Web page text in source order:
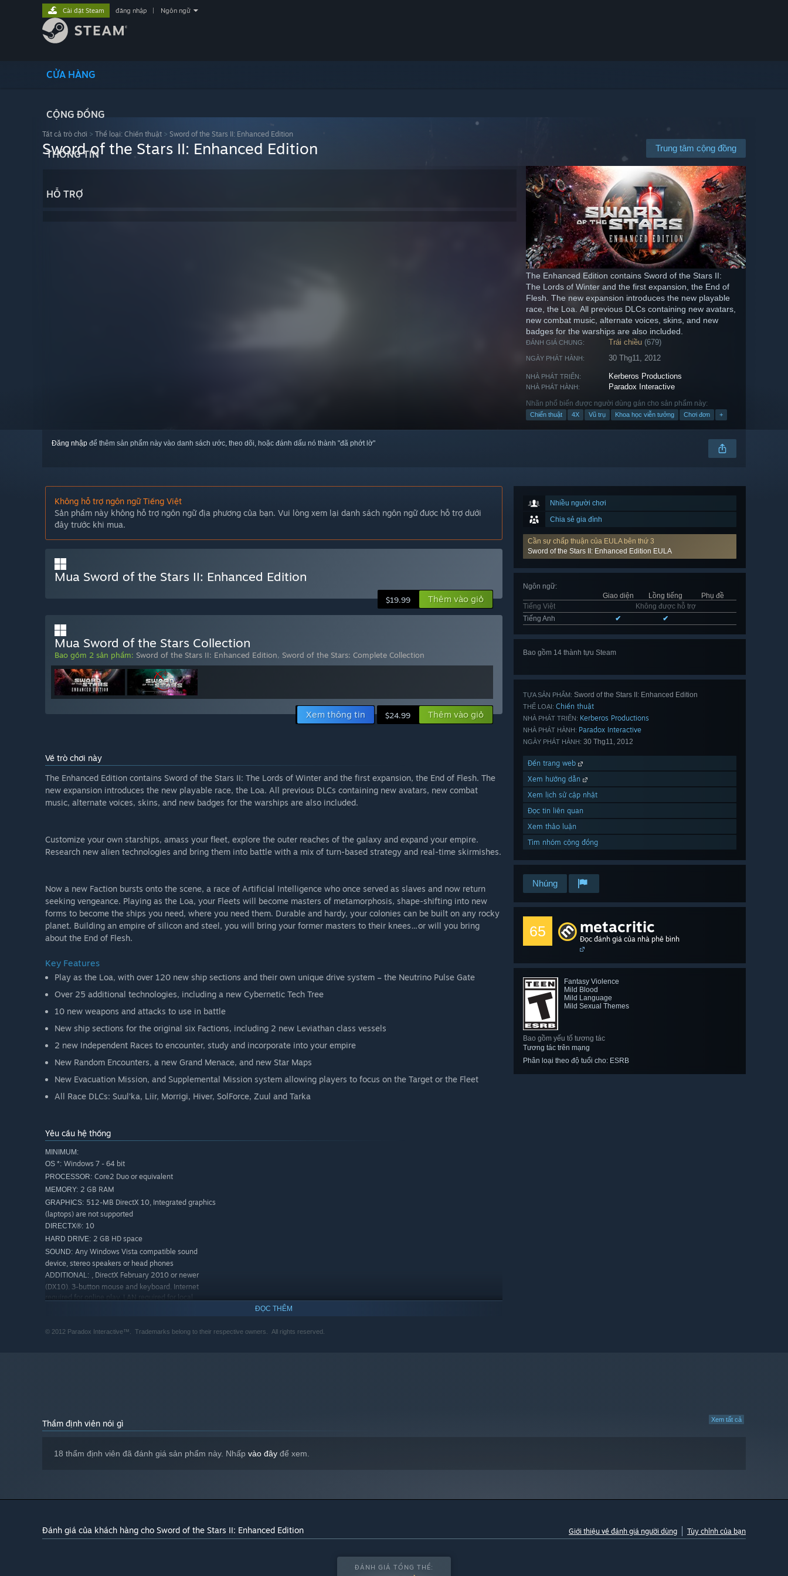
CỬA HÀNG
CỘNG ĐỒNG
THÔNG TIN
HỖ TRỢ
Cài đặt Steam đăng nhập Ngôn ngữ
Tất cả trò chơi > Thể loại: Chiến thuật > Sword of the Stars II: Enhanced Edition
Trung tâm cộng đồng
Sword of the Stars II: Enhanced Edition
The Enhanced Edition contains Sword of the Stars II:
The Lords of Winter and the first expansion, the End of
Flesh. The new expansion introduces the new playable
race, the Loa. All previous DLCs containing new avatars,
new combat music, alternate voices, skins, and new
badges for the warships are also included.
ĐÁNH GIÁ CHUNG: Trái chiều (679)
NGÀY PHÁT HÀNH: 30 Thg11, 2012
NHÀ PHÁT TRIỂN: Kerberos Productions
NHÀ PHÁT HÀNH: Paradox Interactive
Nhãn phổ biến được người dùng gán cho sản phẩm này:
Chiến thuật 4X Vũ trụ Khoa học viễn tưởng Chơi đơn +
Đăng nhập để thêm sản phẩm này vào danh sách ước, theo dõi, hoặc đánh dấu nó thành "đã phớt lờ"
Nhiều người chơi
Chia sẻ gia đình
Cần sự chấp thuận của EULA bên thứ 3
Sword of the Stars II: Enhanced Edition EULA
Ngôn ngữ:
Giao diện
Lồng tiếng
Phụ đề
Tiếng Việt
Không được hỗ trợ
Tiếng Anh
✔ ✔
Bao gồm 14 thành tựu Steam
TỰA SẢN PHẨM: Sword of the Stars II: Enhanced Edition
THỂ LOẠI: Chiến thuật
NHÀ PHÁT TRIỂN: Kerberos Productions
NHÀ PHÁT HÀNH: Paradox Interactive
NGÀY PHÁT HÀNH: 30 Thg11, 2012
Đến trang web
Xem hướng dẫn
Xem lịch sử cập nhật
Đọc tin liên quan
Xem thảo luận
Tìm nhóm cộng đồng
Nhúng
65 metacritic
Đọc đánh giá của nhà phê bình
Fantasy Violence
Mild Blood
Mild Language
Mild Sexual Themes
Bao gồm yếu tố tương tác
Tương tác trên mạng
Phân loại theo độ tuổi cho: ESRB
Không hỗ trợ ngôn ngữ Tiếng Việt
Sản phẩm này không hỗ trợ ngôn ngữ địa phương của bạn. Vui lòng xem lại danh sách ngôn ngữ được hỗ trợ dưới
đây trước khi mua.
Mua Sword of the Stars II: Enhanced Edition
$19.99 Thêm vào giỏ
Mua Sword of the Stars Collection
Bao gồm 2 sản phẩm: Sword of the Stars II: Enhanced Edition, Sword of the Stars: Complete Collection
Xem thông tin $24.99 Thêm vào giỏ
Về trò chơi này
The Enhanced Edition contains Sword of the Stars II: The Lords of Winter and the first expansion, the End of Flesh. The
new expansion introduces the new playable race, the Loa. All previous DLCs containing new avatars, new combat
music, alternate voices, skins, and new badges for the warships are also included.
Customize your own starships, amass your fleet, explore the outer reaches of the galaxy and expand your empire.
Research new alien technologies and bring them into battle with a mix of turn-based strategy and real-time skirmishes.
Now a new Faction bursts onto the scene, a race of Artificial Intelligence who once served as slaves and now return
seeking vengeance. Playing as the Loa, your Fleets will become masters of metamorphosis, shape-shifting into new
forms to become the ships you need, where you need them. Durable and hardy, your colonies can be built on any rocky
planet. Building an empire of silicon and steel, you will bring your former masters to their knees…or will you bring
about the End of Flesh.
Key Features
Play as the Loa, with over 120 new ship sections and their own unique drive system – the Neutrino Pulse Gate
Over 25 additional technologies, including a new Cybernetic Tech Tree
10 new weapons and attacks to use in battle
New ship sections for the original six Factions, including 2 new Leviathan class vessels
2 new Independent Races to encounter, study and incorporate into your empire
New Random Encounters, a new Grand Menace, and new Star Maps
New Evacuation Mission, and Supplemental Mission system allowing players to focus on the Target or the Fleet
All Race DLCs: Suul’ka, Liir, Morrigi, Hiver, SolForce, Zuul and Tarka
Yêu cầu hệ thống
MINIMUM:
OS *: Windows 7 - 64 bit
PROCESSOR: Core2 Duo or equivalent
MEMORY: 2 GB RAM
GRAPHICS: 512-MB DirectX 10, Integrated graphics
(laptops) are not supported
DIRECTX®: 10
HARD DRIVE: 2 GB HD space
SOUND: Any Windows Vista compatible sound
device, stereo speakers or head phones
ADDITIONAL: , DirectX February 2010 or newer
(DX10). 3-button mouse and keyboard. Internet
required for online play. LAN required for local
ADDITIONAL:
, DirectX February 2010 or newer
ĐỌC THÊM
© 2012 Paradox Interactive™. Trademarks belong to their respective owners. All rights reserved.
Xem tất cả
Thẩm định viên nói gì
18 thẩm định viên đã đánh giá sản phẩm này. Nhấp vào đây để xem.
Đánh giá của khách hàng cho Sword of the Stars II: Enhanced Edition Giới thiệu về đánh giá người dùng Tùy chỉnh của bạn
ĐÁNH GIÁ TỔNG THỂ: